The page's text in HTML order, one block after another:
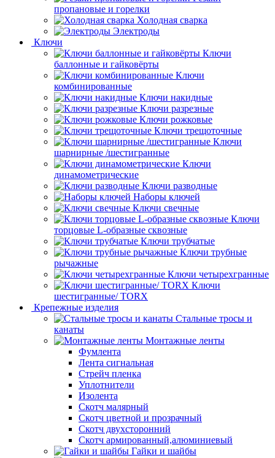
пропановые и горелки
Холодная сварка
Электроды
Ключи
Ключи
баллонные и гайковёрты
Ключи
комбинированные
Ключи накидные
Ключи разрезные
Ключи рожковые
Ключи трещоточные
Ключи
шарнирные /шестигранные
Ключи
динамометрические
Ключи разводные
Наборы ключей
Ключи свечные
Ключи
торцовые L-образные сквозные
Ключи трубчатые
Ключи трубные
рычажные
Ключи четырехгранные
Ключи
шестигранные/ TORX
Крепежные изделия
Стальные тросы и
канаты
Монтажные ленты
Фумлента
Лента сигнальная
Стрейч пленка
Уплотнители
Изолента
Скотч малярный
Скотч цветной и прозрачный
Скотч двухсторонний
Скотч армированный,алюминиевый
Гайки и шайбы